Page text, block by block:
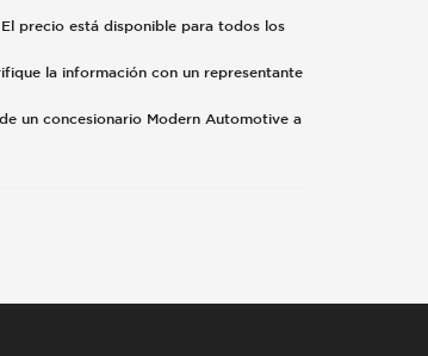
precio está disponible para todos los
la información con un representante
un concesionario Modern Automotive a